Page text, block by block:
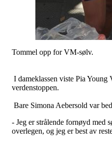
Tommel opp for VM-sølv.
I dameklassen viste Pia
verdenstoppen.
Bare Simona Aebersold var
- Jeg er strålende fornøyd med
overlegen, og jeg er best av